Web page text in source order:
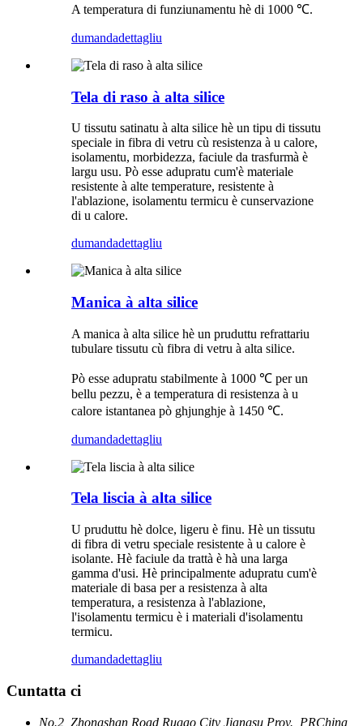
A temperatura di funziunamentu hè di 1000 ℃.
dumandadettagliu
Tela di raso à alta silice
U tissutu satinatu à alta silice hè un tipu di tissutu
speciale in fibra di vetru cù resistenza à u calore,
isolamentu, morbidezza, faciule da trasfurmà è
largu usu. Pò esse adupratu cum'è materiale
resistente à alte temperature, resistente à
l'ablazione, isolamentu termicu è cunservazione
di u calore.
dumandadettagliu
Manica à alta silice
A manica à alta silice hè un pruduttu refrattariu
tubulare tissutu cù fibra di vetru à alta silice.
Pò esse adupratu stabilmente à 1000 ℃ per un
bellu pezzu, è a temperatura di resistenza à u
calore istantanea pò ghjunghje à 1450 ℃.
dumandadettagliu
Tela liscia à alta silice
U pruduttu hè dolce, ligeru è finu. Hè un tissutu
di fibra di vetru speciale resistente à u calore è
isolante. Hè faciule da trattà è hà una larga
gamma d'usi. Hè principalmente adupratu cum'è
materiale di basa per a resistenza à alta
temperatura, a resistenza à l'ablazione,
l'isolamentu termicu è i materiali d'isolamentu
termicu.
dumandadettagliu
Cuntatta ci
No.2, Zhongshan Road Rugao City Jiangsu Prov., PRChina